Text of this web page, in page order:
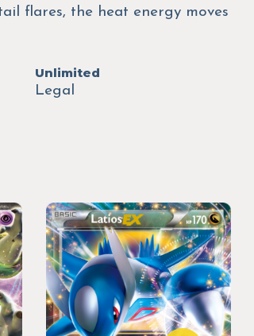
flares, the heat energy moves
Unlimited
Legal